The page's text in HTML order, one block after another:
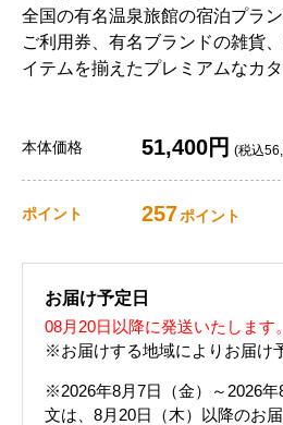
全国の有名温泉旅館の宿泊プラ
ご利用券、有名ブランドの雑貨
イテムを揃えたプレミアムなカ
本体価格 51,400円 (税込
ポイント 257ポイント
お届け予定日
08月20日以降に発送いたします。
※お届けする地域によりお届け
※2026年8月7日（金）～2026
文は、8月20日（木）以降のお届